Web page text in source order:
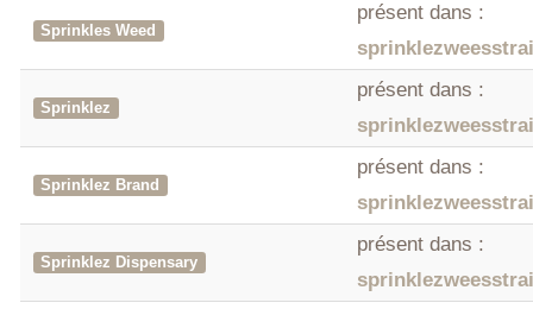
Sprinkles Weed
présent dans :
Sprinklez
présent dans :
Sprinklez Brand
présent dans :
Sprinklez Dispensary
présent dans :